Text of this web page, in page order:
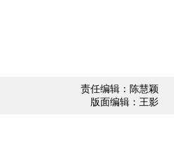
责任编辑：陈慧颖
版面编辑：王影